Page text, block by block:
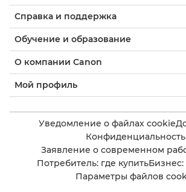
Справка и поддержка
Обучение и образование
О компании Canon
Мой профиль
Уведомление о файлах cookie
Конфиденциальность
Заявление о современном
Потребитель: где купитьБизнес:
Параметры файлов